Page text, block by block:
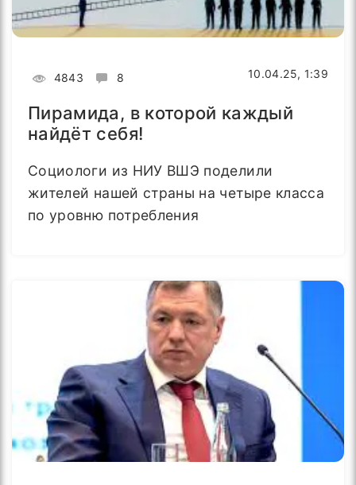
4843 8 10.04.25, 1:39
Пирамида, в которой каждый
найдёт себя!
Социологи из НИУ ВШЭ поделили
жителей нашей страны на четыре класса
по уровню потребления